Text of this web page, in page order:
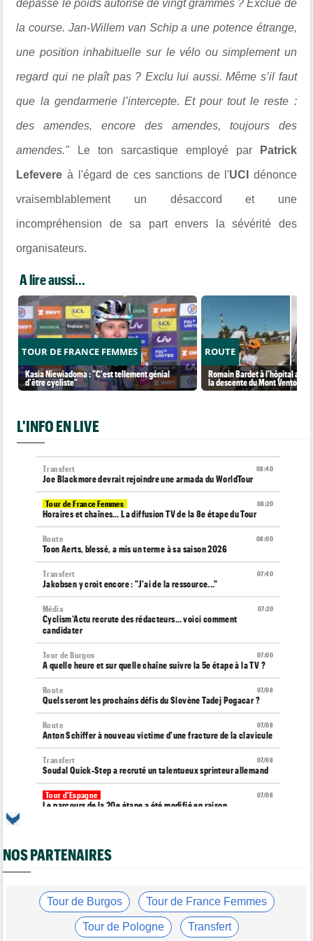
dépasse le poids autorisé de vingt grammes ? Exclue de
la course. Jan-Willem van Schip a une potence étrange,
une position inhabituelle sur le vélo ou simplement un
regard qui ne plaît pas ? Exclu lui aussi. Même s’il faut
que la gendarmerie l’intercepte. Et pour tout le reste :
des amendes, encore des amendes, toujours des
amendes." Le ton sarcastique employé par Patrick
Lefevere à l'égard de ces sanctions de l'UCI dénonce
vraisemblablement un désaccord et une
incompréhension de sa part envers la sévérité des
organisateurs.
A lire aussi...
TOUR DE FRANCE FEMMES
Kasia Niewiadoma : "C'est tellement génial
d'être cycliste"
ROUTE
Romain Bardet à l'hôpital
la descente du Mont Ventoux
L'INFO EN LIVE
08:40
Transfert
Joe Blackmore devrait rejoindre une armada du WorldTour
08:20
Tour de France Femmes
Horaires et chaînes… La diffusion TV de la 8e étape du Tour
08:00
Route
Toon Aerts, blessé, a mis un terme à sa saison 2026
07:40
Transfert
Jakobsen y croit encore : "J'ai de la ressource..."
07:20
Média
Cyclism’Actu recrute des rédacteurs… voici comment
candidater
07:00
Tour de Burgos
A quelle heure et sur quelle chaîne suivre la 5e étape à la TV ?
07/08
Route
Quels seront les prochains défis du Slovène Tadej Pogacar ?
07/08
Route
Anton Schiffer à nouveau victime d'une fracture de la clavicule
07/08
Transfert
Soudal Quick-Step a recruté un talentueux sprinteur allemand
07/08
Tour d'Espagne
Le parcours de la 20e étape a été modifié en raison
Web-série : "Course toujours, dans les coulisses de la FDJ
United Series"
Émilien Jacquelin va faire ses débuts en compétition le 16 août
!
NOS PARTENAIRES
Tour de Burgos Tour de France Femmes
Tour de Pologne Transfert